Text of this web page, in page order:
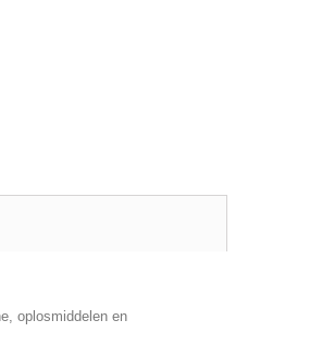
oplosmiddelen en